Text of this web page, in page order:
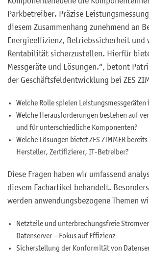
Parkbetreiber. Präzise
diesem Zusammenhang zunehmend an
Energieeffizienz, Betriebssicherheit und
Rentabilität sicherzustellen. Hierfür
Messgeräte und Lösungen.“, betont
der Geschäftsfeldentwicklung bei ZES
Welche Rolle spielen Leistungsmessgeräten
Welche Herausforderungen bestehen auf
und für unterschiedliche Komponenten?
Welche Lösungen bietet ZES ZIMMER
Hersteller, Zertifizierer, IT-Betreiber?
Diese Fragen haben wir umfassend
diesem Fachartikel behandelt.
werden anwendungsbezogene Themen
Netzteile und unterbrechungsfreie
Datenserver – Fokus auf Effizienz
Sicherstellung der Konformität von